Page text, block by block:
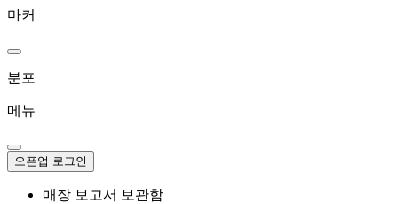
마커
분포
메뉴
오픈업 로그인
매장 보고서 보관함